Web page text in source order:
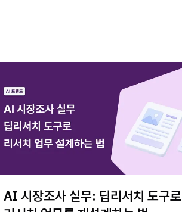
AI 시장조사 실무: 딥리서치 도구로